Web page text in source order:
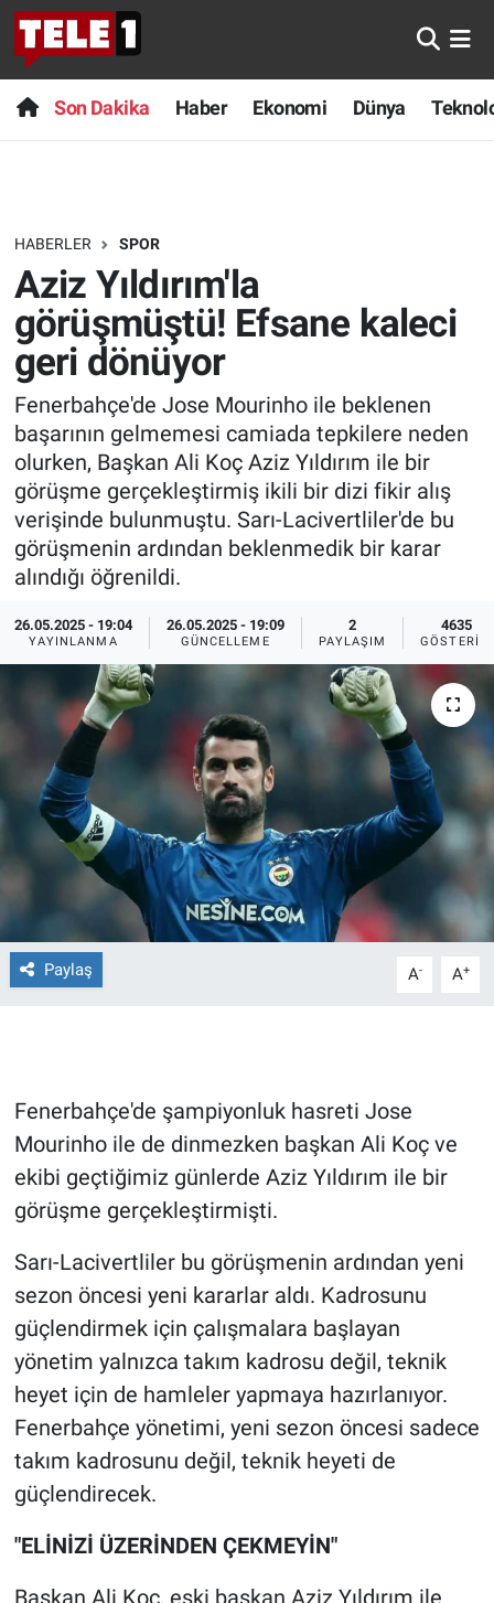
Son Dakika Haber Ekonomi Dünya
HABERLER SPOR
Aziz Yıldırım'la
görüşmüştü! Efsane kaleci
geri dönüyor
Fenerbahçe'de Jose Mourinho ile beklenen
başarının gelmemesi camiada tepkilere neden
olurken, Başkan Ali Koç Aziz Yıldırım ile bir
görüşme gerçekleştirmiş ikili bir dizi fikir alış
verişinde bulunmuştu. Sarı-Lacivertliler'de bu
görüşmenin ardından beklenmedik bir karar
alındığı öğrenildi.
26.05.2025 - 19:04
YAYINLANMA
26.05.2025 - 19:09
GÜNCELLEME
2
PAYLAŞIM
4635
GÖSTERIM
Paylaş A- A+
Fenerbahçe'de şampiyonluk hasreti Jose
Mourinho ile de dinmezken başkan Ali Koç ve
ekibi geçtiğimiz günlerde Aziz Yıldırım ile bir
görüşme gerçekleştirmişti.
Sarı-Lacivertliler bu görüşmenin ardından yeni
sezon öncesi yeni kararlar aldı. Kadrosunu
güçlendirmek için çalışmalara başlayan
yönetim yalnızca takım kadrosu değil, teknik
heyet için de hamleler yapmaya hazırlanıyor.
Fenerbahçe yönetimi, yeni sezon öncesi sadece
takım kadrosunu değil, teknik heyeti de
güçlendirecek.
"ELİNİZİ ÜZERİNDEN ÇEKMEYİN"
Başkan Ali Koç, eski başkan Aziz Yıldırım ile
Anında Manşet
Başka Sohbetler
Bilim turu
Bilim ve Teknoloji Evreni
Doğa Konuşuyor
Dünya
Ege Saati
Ege'den Esintiler
Eğitim
Eğlence
Ekonomi
Forum
Gerçeğin İzinde
Gün Başlıyor
Gün Bitiyor
Gün Ortası
Günün görüntüsü
Haber
İlan
Kimdir
Koronavirüs
Kültür Sanat
Ne demişti
Nedir
Popüler
Son Dakika
Haber
Dünya
Teknoloji
Sağlık
Yayın Akışı
İletişim
Nöbetçi Eczaneler
Hava Durumu
Trafik Durumu
Süper Lig Puan Durumu ve Fikstür
Tüm Manşetler
Son Dakika Haberleri
Haber Arşivi